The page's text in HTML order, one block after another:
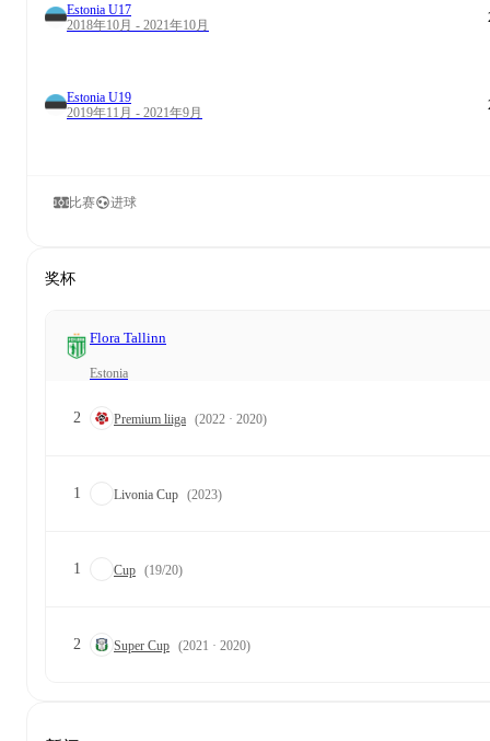
Estonia U17
2018年10月 - 2021年10月
Estonia U19
2019年11月 - 2021年9月
比赛 进球
奖杯
Flora Tallinn
Estonia
2 Premium liiga (2022 · 2020)
1 Livonia Cup (2023)
1 Cup (19/20)
2 Super Cup (2021 · 2020)